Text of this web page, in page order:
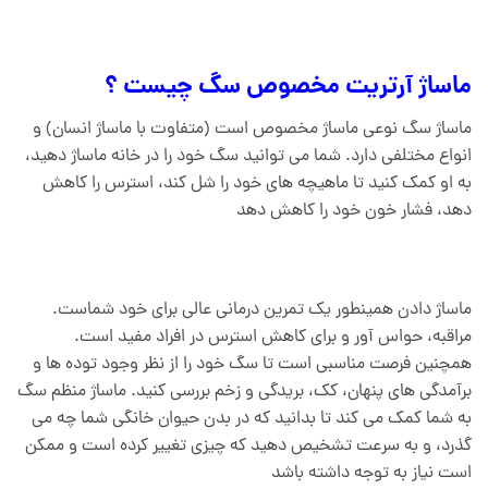
ماساژ آرتریت مخصوص سگ چیست ؟
ماساژ سگ نوعی ماساژ مخصوص است (متفاوت با ماساژ انسان) و
انواع مختلفی دارد. شما می توانید سگ خود را در خانه ماساژ دهید،
به او کمک کنید تا ماهیچه های خود را شل کند، استرس را کاهش
دهد، فشار خون خود را کاهش دهد
ماساژ دادن همینطور یک تمرین درمانی عالی برای خود شماست.
مراقبه، حواس آور و برای کاهش استرس در افراد مفید است.
همچنین فرصت مناسبی است تا سگ خود را از نظر وجود توده ها و
برآمدگی های پنهان، کک، بریدگی و زخم بررسی کنید. ماساژ منظم سگ
به شما کمک می کند تا بدانید که در بدن حیوان خانگی شما چه می
گذرد، و به سرعت تشخیص دهید که چیزی تغییر کرده است و ممکن
است نیاز به توجه داشته باشد